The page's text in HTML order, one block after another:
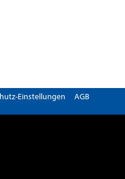
Einstellungen AGB